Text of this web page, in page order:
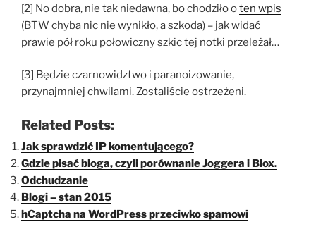
[2] No dobra, nie tak niedawna, bo chodziło oten wpis
(BTW chyba nic nie wynikło, a szkoda) – jak widać
prawie pół roku połowiczny szkic tej notki przeleżał…
[3] Będzie czarnowidztwo i paranoizowanie,
przynajmniej chwilami. Zostaliście ostrzeżeni.
Related Posts:
Jak sprawdzić IP komentującego?
Gdzie pisać bloga, czyli porównanie Joggera i Blox.
Odchudzanie
Blogi – stan 2015
hCaptcha na WordPress przeciwko spamowi